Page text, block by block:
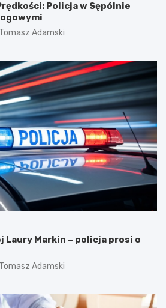
Policja w Sępólnie
Tomasz Adamski
Markin – policja prosi o
Tomasz Adamski